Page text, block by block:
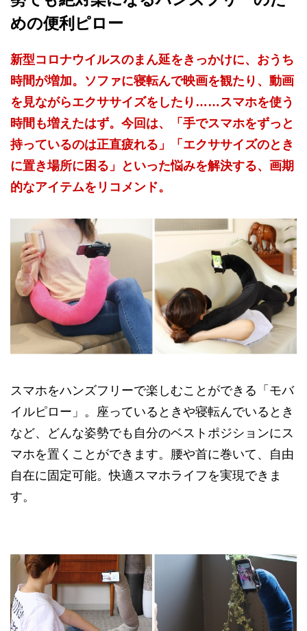
めの便利ピロー
新型コロナウイルスのまん延をきっかけに、おうち
時間が増加。ソファに寝転んで映画を観たり、動画
を見ながらエクササイズをしたり……スマホを使う
時間も増えたはず。今回は、「手でスマホをずっと
持っているのは正直疲れる」「エクササイズのとき
に置き場所に困る」といった悩みを解決する、画期
的なアイテムをリコメンド。
スマホをハンズフリーで楽しむことができる「モバ
イルピロー」。座っているときや寝転んでいるとき
など、どんな姿勢でも自分のベストポジションにス
マホを置くことができます。腰や首に巻いて、自由
自在に固定可能。快適スマホライフを実現できま
す。